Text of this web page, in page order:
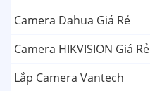
Camera Dahua Giá Rẻ
Camera HIKVISION Giá Rẻ
Lắp Camera Vantech